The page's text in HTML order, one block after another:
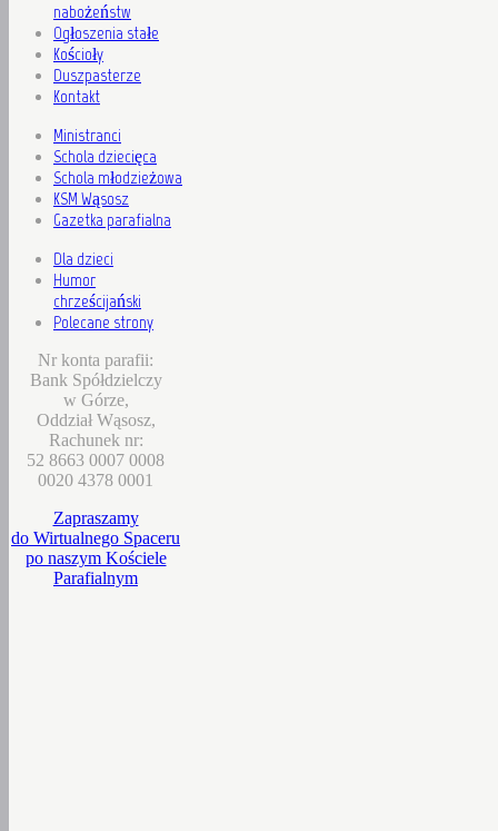
nabożeństw
Ogłoszenia stałe
Kościoły
Duszpasterze
Kontakt
Ministranci
Schola dziecięca
Schola młodzieżowa
KSM Wąsosz
Gazetka parafialna
Dla dzieci
Humor
chrześcijański
Polecane strony
Nr konta parafii:
Bank Spółdzielczy
w Górze,
Oddział Wąsosz,
Rachunek nr:
52 8663 0007 0008
0020 4378 0001
Zapraszamy
do Wirtualnego Spaceru
po naszym Kościele
Parafialnym